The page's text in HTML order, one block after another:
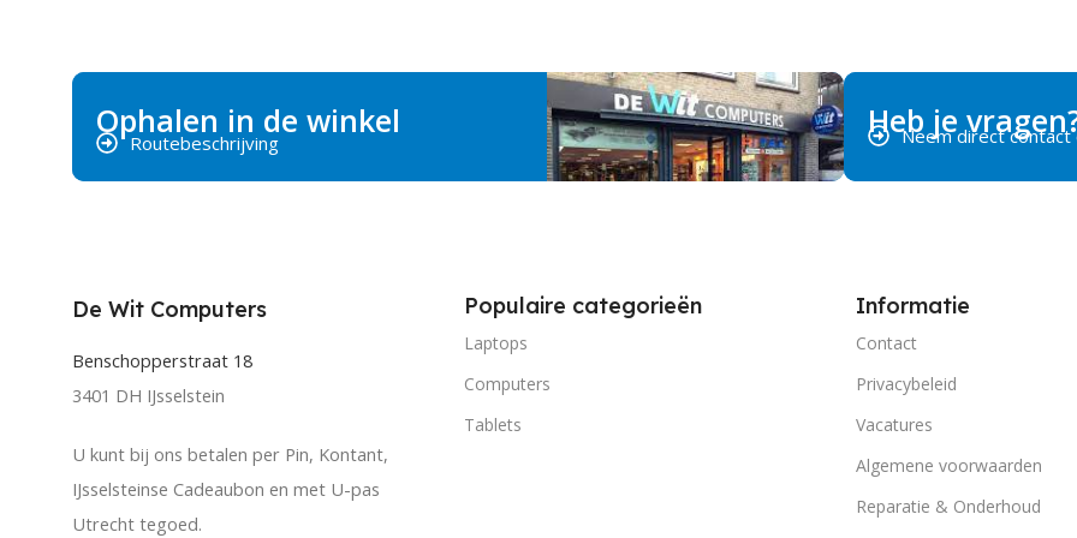
Ophalen in de winkel
Routebeschrijving
Heb je
Neem direct contact
De Wit Computers
Benschopperstraat 18
3401 DH IJsselstein
U kunt bij ons betalen per Pin, Kontant,
IJsselsteinse Cadeaubon en met U-pas
Utrecht tegoed.
Populaire categorieën
Laptops
Computers
Tablets
Informatie
Contact
Privacybeleid
Vacatures
Algemene voorwaarden
Reparatie & Onderhoud